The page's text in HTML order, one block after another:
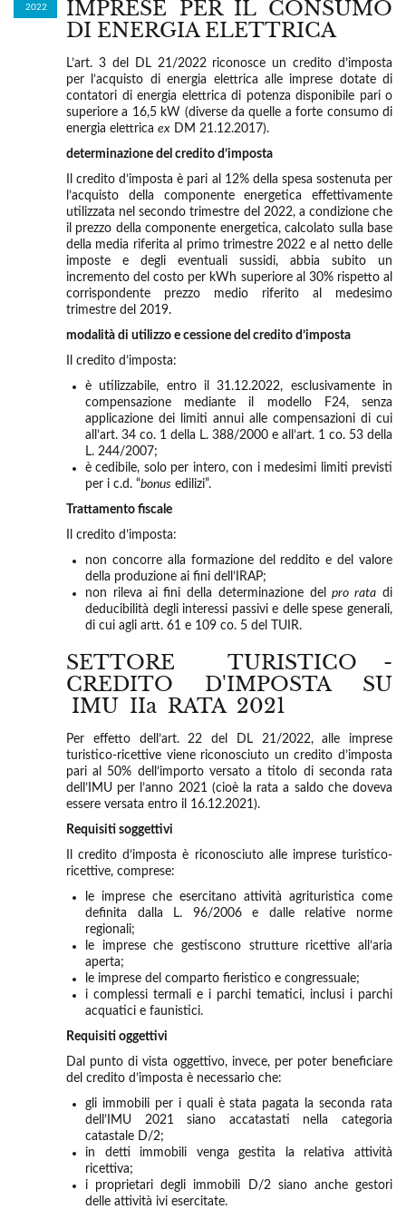
2022
IMPRESE PER IL CONSUMO
DI ENERGIA ELETTRICA
L’art. 3 del DL 21/2022 riconosce un credito d’imposta
per l’acquisto di energia elettrica alle imprese dotate di
contatori di energia elettrica di potenza disponibile pari o
superiore a 16,5 kW (diverse da quelle a forte consumo di
energia elettrica ex DM 21.12.2017).
determinazione del credito d’imposta
Il credito d’imposta è pari al 12% della spesa sostenuta per
l’acquisto della componente energetica effettivamente
utilizzata nel secondo trimestre del 2022, a condizione che
il prezzo della componente energetica, calcolato sulla base
della media riferita al primo trimestre 2022 e al netto delle
imposte e degli eventuali sussidi, abbia subito un
incremento del costo per kWh superiore al 30% rispetto al
corrispondente prezzo medio riferito al medesimo
trimestre del 2019.
modalità di utilizzo e cessione del credito d’imposta
Il credito d’imposta:
è utilizzabile, entro il 31.12.2022, esclusivamente in
compensazione mediante il modello F24, senza
applicazione dei limiti annui alle compensazioni di cui
all’art. 34 co. 1 della L. 388/2000 e all’art. 1 co. 53 della
L. 244/2007;
è cedibile, solo per intero, con i medesimi limiti previsti
per i c.d. “bonus edilizi”.
Trattamento fiscale
Il credito d’imposta:
non concorre alla formazione del reddito e del valore
della produzione ai fini dell’IRAP;
non rileva ai fini della determinazione delpro rata di
deducibilità degli interessi passivi e delle spese generali,
di cui agli artt. 61 e 109 co. 5 del TUIR.
SETTORE TURISTICO -
CREDITO D'IMPOSTA SU
IMU IIa RATA 2021
Per effetto dell’art. 22 del DL 21/2022, alle imprese
turistico-ricettive viene riconosciuto un credito d’imposta
pari al 50% dell’importo versato a titolo di seconda rata
dell’IMU per l’anno 2021 (cioè la rata a saldo che doveva
essere versata entro il 16.12.2021).
Requisiti soggettivi
Il credito d’imposta è riconosciuto alle imprese turistico-
ricettive, comprese:
le imprese che esercitano attività agrituristica come
definita dalla L. 96/2006 e dalle relative norme
regionali;
le imprese che gestiscono strutture ricettive all’aria
aperta;
le imprese del comparto fieristico e congressuale;
i complessi termali e i parchi tematici, inclusi i parchi
acquatici e faunistici.
Requisiti oggettivi
Dal punto di vista oggettivo, invece, per poter beneficiare
del credito d’imposta è necessario che:
gli immobili per i quali è stata pagata la seconda rata
dell’IMU 2021 siano accatastati nella categoria
catastale D/2;
in detti immobili venga gestita la relativa attività
ricettiva;
i proprietari degli immobili D/2 siano anche gestori
delle attività ivi esercitate.